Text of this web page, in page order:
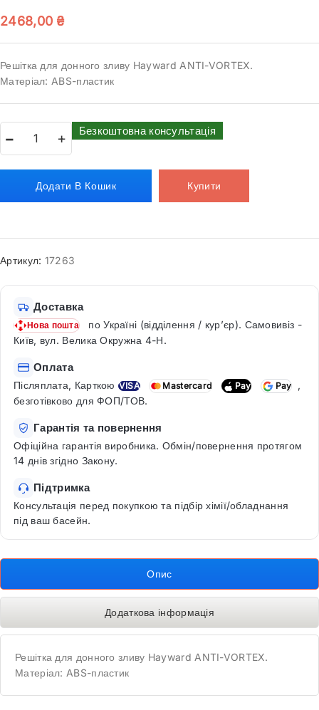
2468,00 ₴
Решітка для донного зливу Hayward ANTI-VORTEX.
Матеріал: ABS-пластик
Додати В Кошик Купити
Безкоштовна консультація
Артикул: 17263
Доставка
Нова пошта
по Україні (відділення / кур’єр). Самовивіз -
Київ, вул. Велика Окружна 4-Н.
Оплата
Післяплата, Карткою VISA Mastercard Pay Pay
,
безготівково для ФОП/ТОВ.
Гарантія та повернення
Офіційна гарантія виробника. Обмін/повернення протягом
14 днів згідно Закону.
Підтримка
Консультація перед покупкою та підбір хімії/обладнання
під ваш басейн.
Опис
Додаткова інформація
Решітка для донного зливу Hayward ANTI-VORTEX.
Матеріал: ABS-пластик